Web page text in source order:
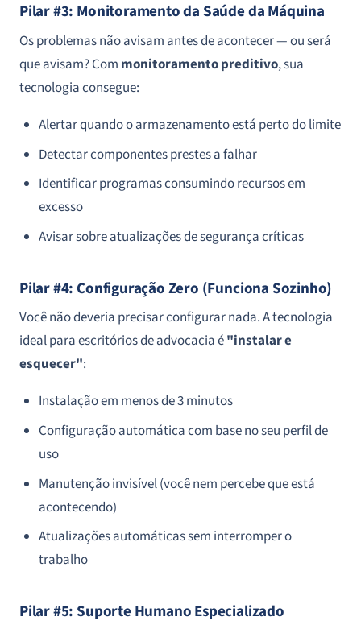
Pilar #3: Monitoramento da Saúde da Máquina
Os problemas não avisam antes de acontecer — ou será
que avisam? Com monitoramento preditivo, sua
tecnologia consegue:
Alertar quando o armazenamento está perto do limite
Detectar componentes prestes a falhar
Identificar programas consumindo recursos em
excesso
Avisar sobre atualizações de segurança críticas
Pilar #4: Configuração Zero (Funciona Sozinho)
Você não deveria precisar configurar nada. A tecnologia
ideal para escritórios de advocacia é"instalar e
esquecer":
Instalação em menos de 3 minutos
Configuração automática com base no seu perfil de
uso
Manutenção invisível (você nem percebe que está
acontecendo)
Atualizações automáticas sem interromper o
trabalho
Pilar #5: Suporte Humano Especializado